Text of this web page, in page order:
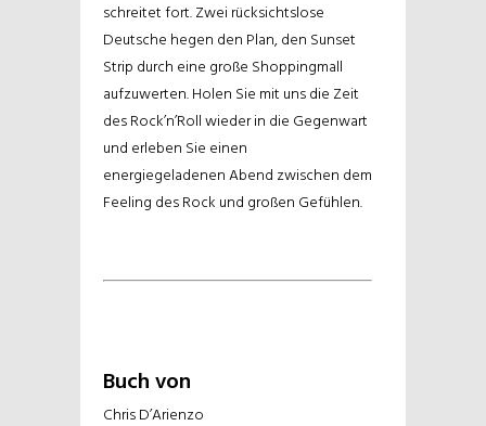
schreitet fort. Zwei rücksichtslose
Deutsche hegen den Plan, den Sunset
Strip durch eine große Shoppingmall
aufzuwerten.Holen Sie mit uns die Zeit
des Rock’n’Roll wieder in die Gegenwart
und erleben Sie einen
energiegeladenen Abend zwischen dem
Feeling des Rock und großen Gefühlen.
Buch von
Chris D’Arienzo